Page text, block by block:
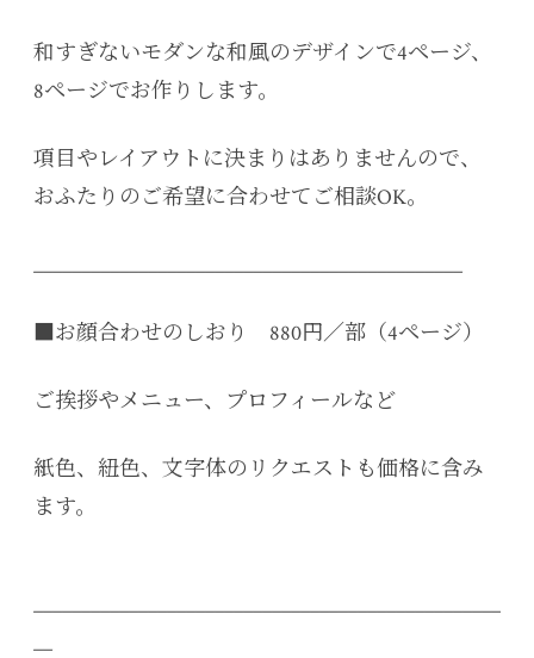
和すぎないモダンな和風のデザインで4ページ、
8ページでお作りします。
項目やレイアウトに決まりはありませんので、
おふたりのご希望に合わせてご相談OK。
_____________________________________________
■お顔合わせのしおり 880円／部（4ページ）
ご挨拶やメニュー、プロフィールなど
紙色、紐色、文字体のリクエストも価格に含み
ます。
_________________________________________________
__